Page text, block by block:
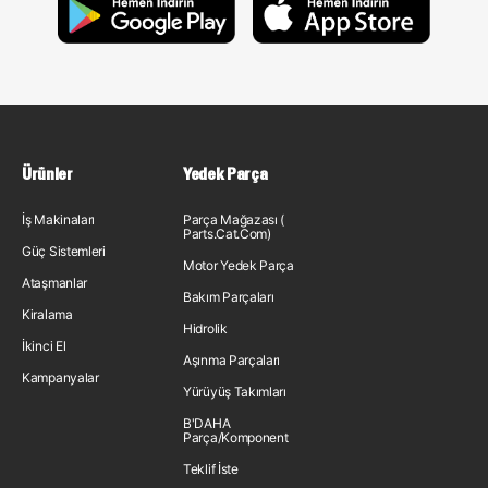
Ürünler
İş Makinaları
Güç Sistemleri
Ataşmanlar
Kiralama
İkinci El
Kampanyalar
Yedek Parça
Parça Mağazası (
Parts.Cat.Com)
Motor Yedek Parça
Bakım Parçaları
Hidrolik
Aşınma Parçaları
Yürüyüş Takımları
B'DAHA
Parça/Komponent
Teklif İste